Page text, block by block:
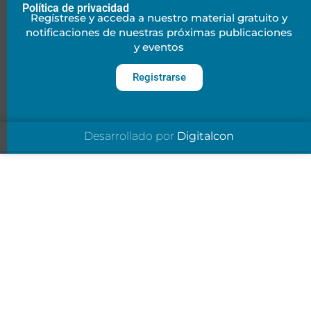
Política de privacidad
Regístrese y acceda a nuestro material gratuito y
notificaciones de nuestras próximas publicaciones
y eventos
Registrarse
Desarrollado por Digitalcon